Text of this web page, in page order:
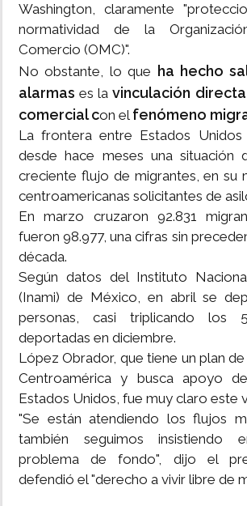
Washington, claramente
normatividad de la
Comercio (OMC)".
No obstante, lo que ha hecho
alarmas es la vinculación
comercial con el fenómeno
La frontera entre Estados
desde hace meses una situación
creciente flujo de migrantes, en su
centroamericanas solicitantes de
En marzo cruzaron 92.831
fueron 98.977, una cifras sin
década.
Según datos del Instituto
(Inami) de México, en abril se
personas, casi triplicando los
deportadas en diciembre.
López Obrador, que tiene un plan
Centroamérica y busca apoyo
Estados Unidos, fue muy claro este
"Se están atendiendo los flujos
también seguimos insistiendo
problema de fondo", dijo el
defendió el "derecho a vivir libre de